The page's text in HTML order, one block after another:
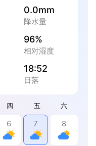
四 五 六
6 7 8
0.0mm
降水量
96%
相对湿度
18:52
日落